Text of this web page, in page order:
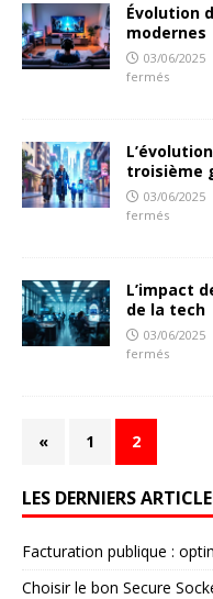
Évolution
modernes
03/06/2025
fermés
troisième
03/06/2025
fermés
L’impact
de la tech
03/06/2025
fermés
« 1 2
LES DERNIERS
Facturation publique :
Choisir le bon Secure